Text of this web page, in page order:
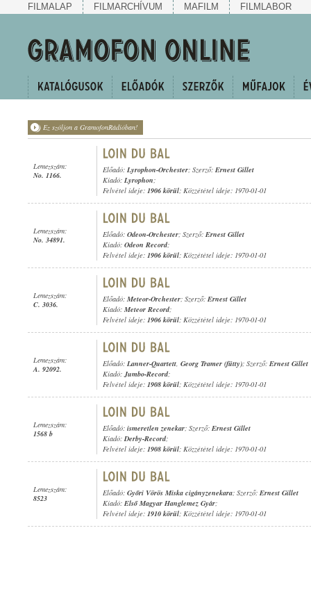
FILMALAP FILMARCHÍVUM MAFILM FILMLABOR
Ez szóljon a GramofonRádióban!
Lemezszám:
No. 1166.
Előadó: Lyrophon-Orchester; Szerző: Ernest Gillet
Kiadó: Lyrophon;
Felvétel ideje: 1906 körül; Közzététel ideje: 1970-01-01
Lemezszám:
No. 34891.
Előadó: Odeon-Orchester; Szerző: Ernest Gillet
Kiadó: Odeon Record;
Felvétel ideje: 1906 körül; Közzététel ideje: 1970-01-01
Lemezszám:
C. 3036.
Előadó: Meteor-Orchester; Szerző: Ernest Gillet
Kiadó: Meteor Record;
Felvétel ideje: 1906 körül; Közzététel ideje: 1970-01-01
Lemezszám:
A. 92092.
Előadó: Lanner-Quartett, Georg Tramer (fütty); Szerző: Ernest Gillet
Kiadó:Jumbo-Record;
Felvétel ideje: 1908 körül; Közzététel ideje: 1970-01-01
Lemezszám:
1568 b
Előadó: ismeretlen zenekar; Szerző: Ernest Gillet
Kiadó:Derby-Record;
Felvétel ideje: 1908 körül; Közzététel ideje: 1970-01-01
Lemezszám:
8523
Előadó: Győri Vörös Miska cigányzenekara; Szerző: Ernest Gillet
Kiadó: Első Magyar Hanglemez Gyár;
Felvétel ideje: 1910 körül; Közzététel ideje: 1970-01-01